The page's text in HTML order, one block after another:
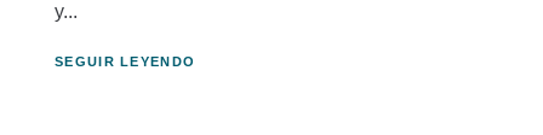
y...
SEGUIR LEYENDO